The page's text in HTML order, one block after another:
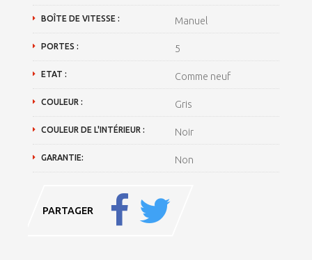
BOÎTE DE VITESSE : Manuel
PORTES : 5
ETAT : Comme neuf
COULEUR : Gris
COULEUR DE L'INTÉRIEUR : Noir
GARANTIE: Non
PARTAGER